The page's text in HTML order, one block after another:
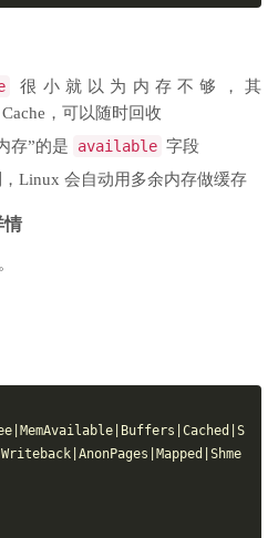
很小就以为内存不够，其
Cache，可以随时回收
存”的是
available 字段
Linux 会自动用多余内存做缓存
情